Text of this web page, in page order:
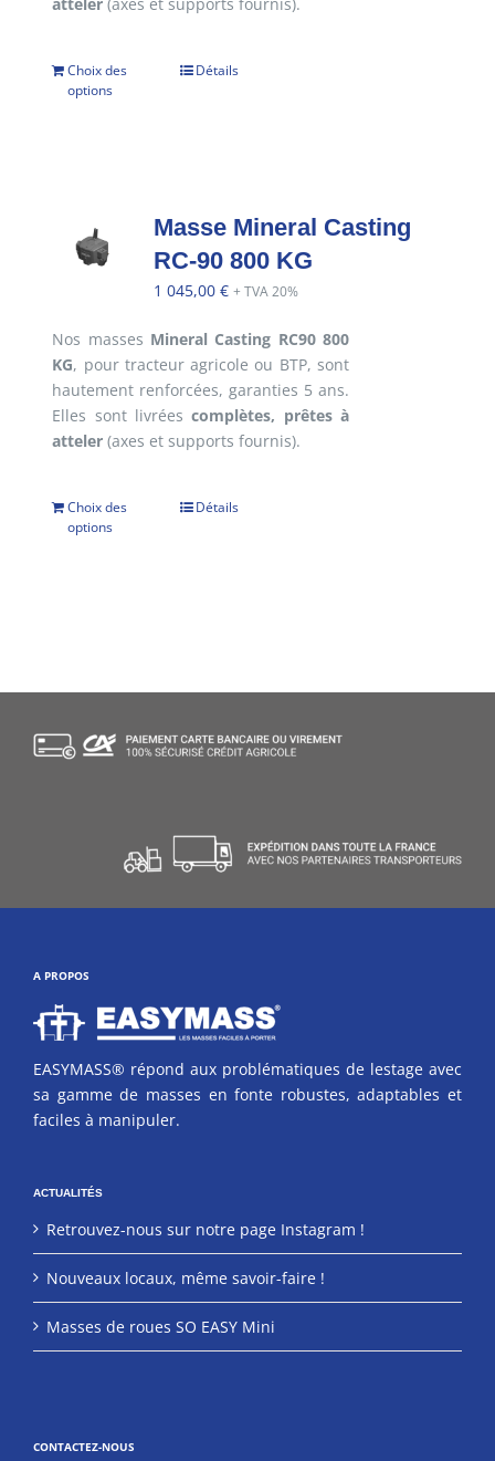
Choix des
options
Détails
Masse Mineral Casting
RC-90 800 KG
1 045,00€ + TVA 20%
Nos masses Mineral Casting RC90 800
KG, pour tracteur agricole ou BTP, sont
hautement renforcées, garanties 5 ans.
Elles sont livréescomplètes, prêtes à
atteler (axes et supports fournis).
Choix des
options
Détails
A PROPOS
EASYMASS® répond aux problématiques de lestage avec
sa gamme de masses en fonte robustes, adaptables et
faciles à manipuler.
ACTUALITÉS
Retrouvez-nous sur notre page Instagram !
Nouveaux locaux, même savoir-faire !
Masses de roues SO EASY Mini
CONTACTEZ-NOUS